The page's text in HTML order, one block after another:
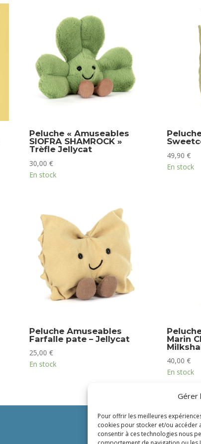
Gérer
Pour offrir les meilleures
cookies pour stocker et/ou accéder
consentir à ces technologies nous
Peluche « Amuseables
SIOFRA SHAMROCK »
Trèfle Jellycat
30,00€
En stock
49,90€
En stock
Peluche Amuseables
Farfalle pate – Jellycat
25,00€
En stock
Marin
40,00€
En stock